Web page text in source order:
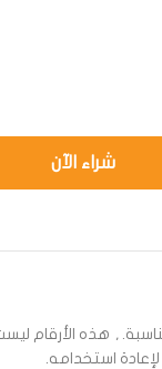
شراء الآن
, هذه الأرقام
استخدامه.